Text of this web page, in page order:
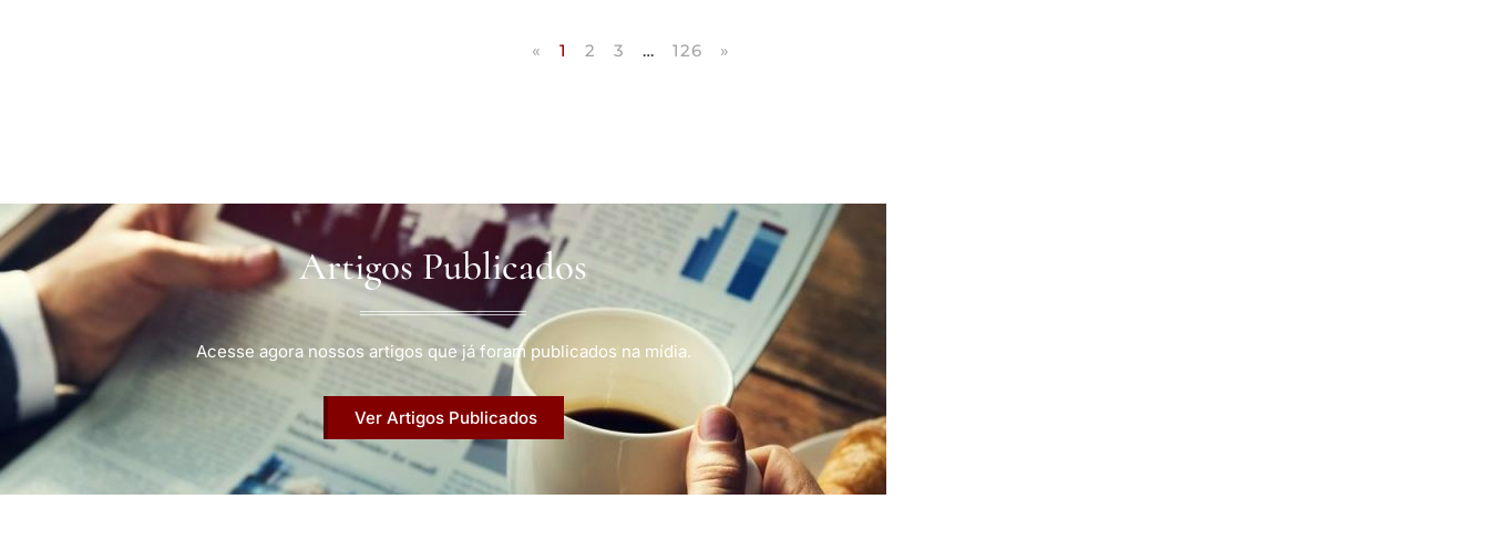
« 1 2 3 … 126 »
Artigos Publicados
Acesse agora nossos artigos que já foram publicados na mídia.
Ver Artigos Publicados